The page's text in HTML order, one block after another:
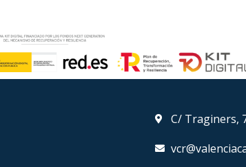
C/ Traginers,